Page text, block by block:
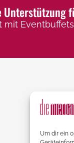
Um dir ein